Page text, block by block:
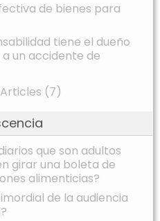
de bienes para
tiene el dueño
un accidente de
(7)
que son adultos
girar una boleta de
alimenticias?
de la audiencia